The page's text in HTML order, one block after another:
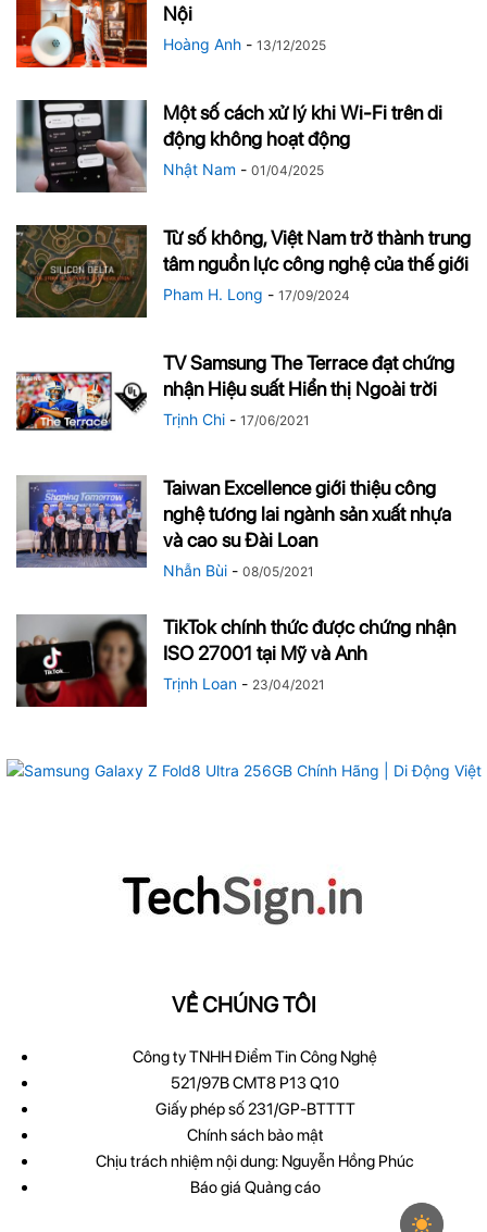
Nội
Hoàng Anh - 13/12/2025
Một số cách xử lý khi Wi-Fi trên di
động không hoạt động
Nhật Nam - 01/04/2025
Từ số không, Việt Nam trở thành trung
tâm nguồn lực công nghệ của thế giới
Pham H. Long - 17/09/2024
TV Samsung The Terrace đạt chứng
nhận Hiệu suất Hiển thị Ngoài trời
Trịnh Chi - 17/06/2021
Taiwan Excellence giới thiệu công
nghệ tương lai ngành sản xuất nhựa
và cao su Đài Loan
Nhẫn Bùi - 08/05/2021
TikTok chính thức được chứng nhận
ISO 27001 tại Mỹ và Anh
Trịnh Loan - 23/04/2021
VỀ CHÚNG TÔI
Công ty TNHH Điểm Tin Công Nghệ
521/97B CMT8 P13 Q10
Giấy phép số 231/GP-BTTTT
Chính sách bảo mật
Chịu trách nhiệm nội dung: Nguyễn Hồng Phúc
Báo giá Quảng cáo